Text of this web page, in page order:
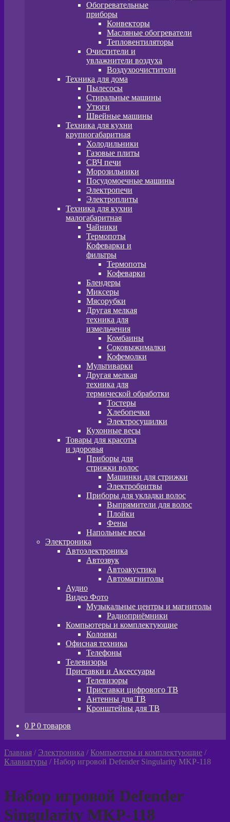
Обогревательные
приборы
Конвекторы
Масляные обогреватели
Тепловентиляторы
Очистители и
увлажнители воздуха
Воздухоочистители
Техника для дома
Пылeсосы
Стиральные машины
Утюги
Швейные машины
Техника для кухни
крупногабаритная
Холодильники
Газовые плиты
СВЧ печи
Морозильники
Посудомоечные машины
Электропечи
Электроплиты
Техника для кухни
малогабаритная
Чайники
Термопоты
Кофеварки и
фильтры
Термопоты
Кофеварки
Блендеры
Миксеры
Мясорубки
Другая мелкая
техника для
измельчения
Комбаины
Соковыжималки
Кофемолки
Мультиварки
Другая мелкая
техника для
термической обработки
Тостеры
Хлебопечки
Электросушилки
Кухонные весы
Товары для красоты
и здоровья
Приборы для
стрижки волос
Машинки для стрижки
Электробритвы
Приборы для укладки волос
Выпрямители для волос
Плойки
Фены
Напольные весы
Электроника
Автоэлектроника
Автозвук
Автоакустика
Автомагнитолы
Аудио
Видео Фото
Музыкальные центры и магнитолы
Радиоприёмники
Компьютеры и комплектующие
Колонки
Офисная техника
Телефоны
Телевизоры
Приставки и Аксессуары
Телевизоры
Приставки цифрового ТВ
Антенны для ТВ
Кронштейны для ТВ
0 P 0 товаров
Главная / Электроника /Компьютеры и комплектующие /
Клавиатуры /Набор игровой Defender Singularity MKP-118
Набор игровой Defender
Singularity MKP-118